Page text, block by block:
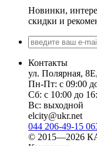
Новинки,
скидки и
Контакты
ул. Полярная,
Пн-Пт: с 09:00
Сб: с 10:00 до
Вс: выходной
elcity@ukr.net
044 206-49-15
© 2015—2026